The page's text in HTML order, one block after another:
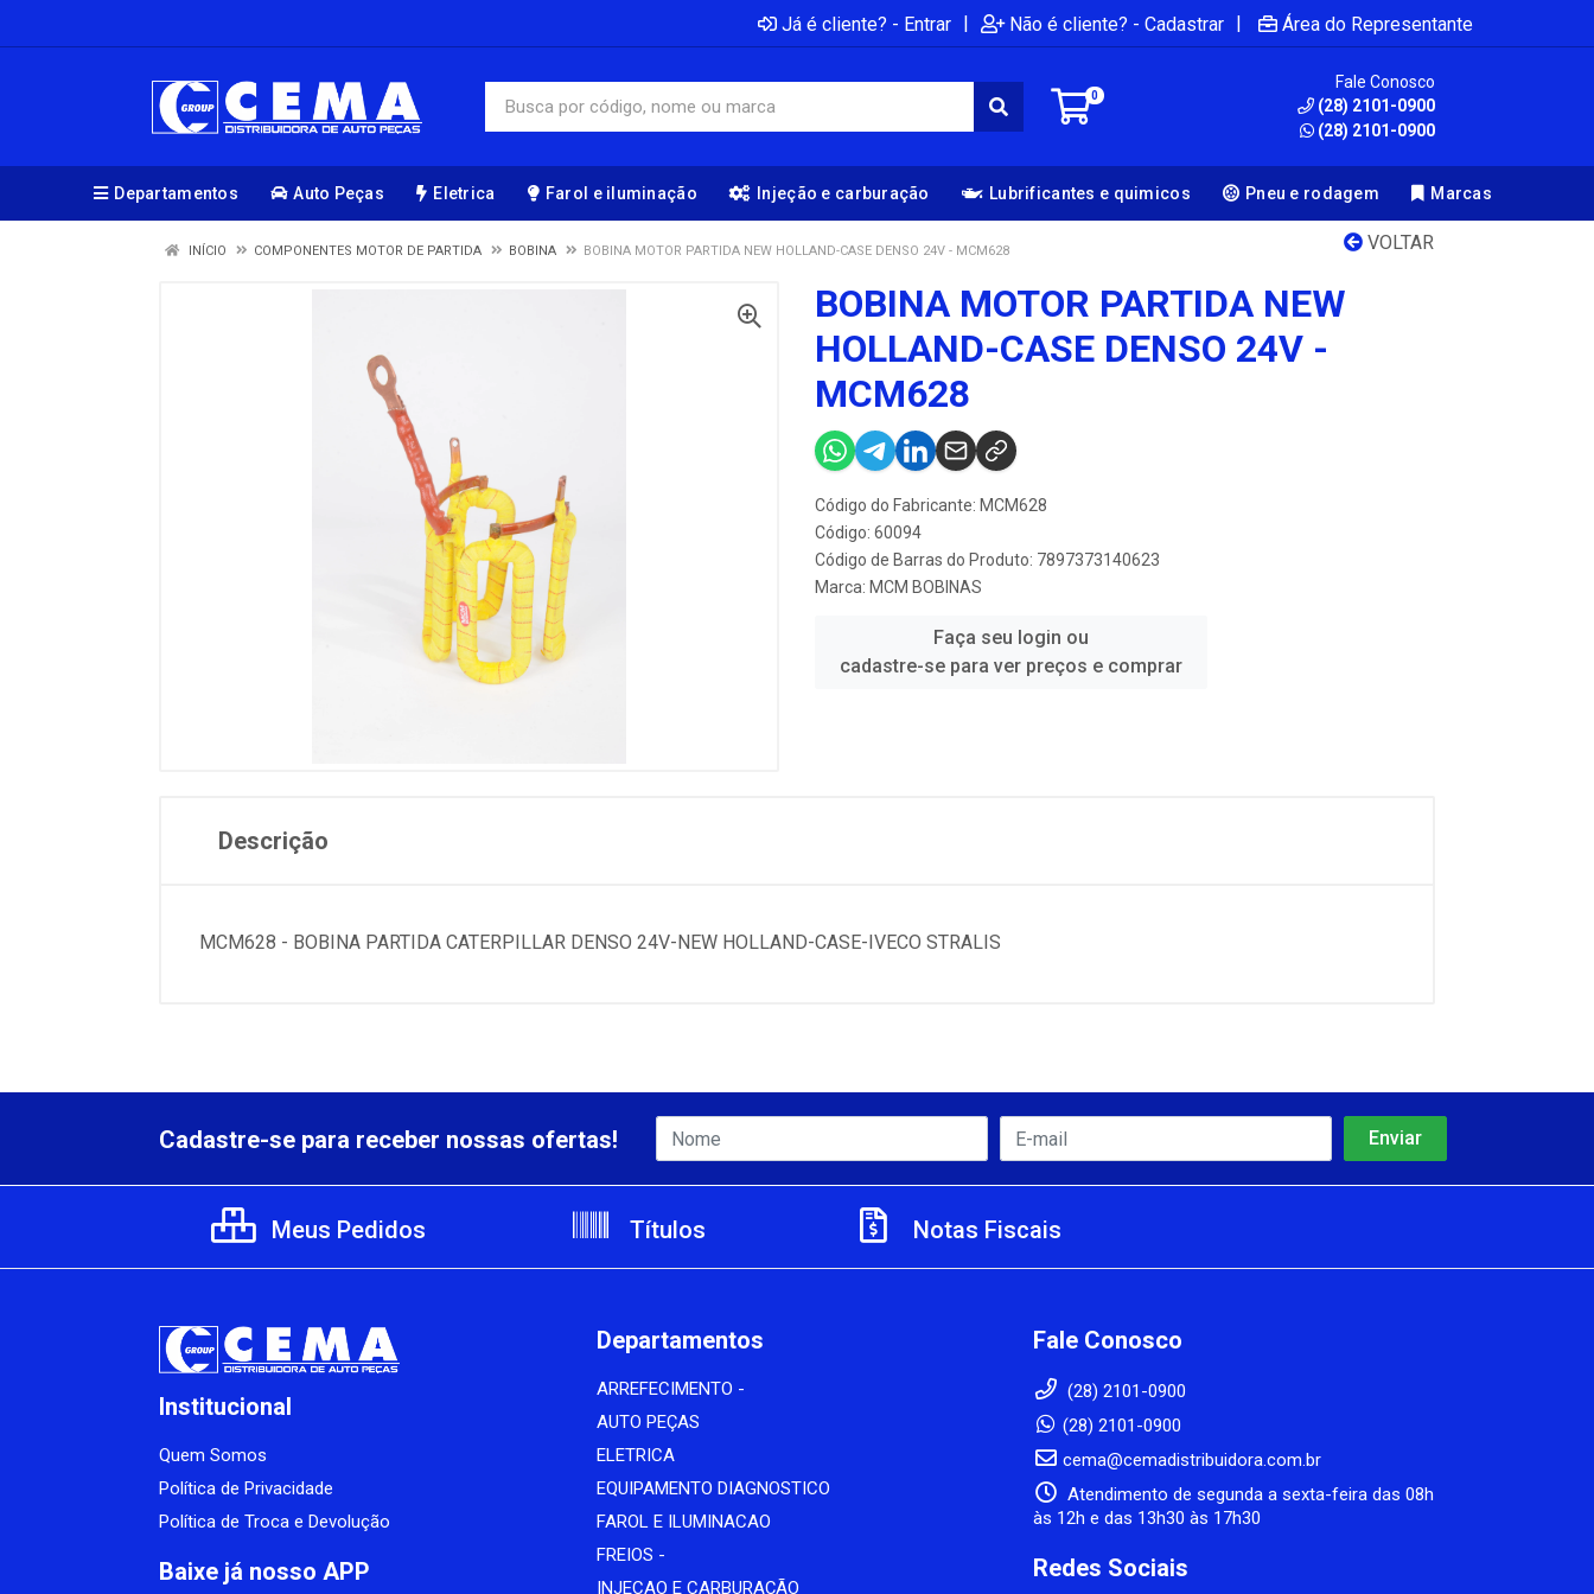
Já é cliente? - Entrar | Não é cliente? - Cadastrar | Área do Representante
0
Fale Conosco
(28) 2101-0900
(28) 2101-0900
Departamentos Auto Peças Eletrica Farol e iluminação Injeção e carburação Lubrificantes e quimicos Pneu e rodagem Marcas
VOLTAR
INÍCIO COMPONENTES MOTOR DE PARTIDA BOBINA BOBINA MOTOR PARTIDA NEW HOLLAND-CASE DENSO 24V - MCM628
BOBINA MOTOR PARTIDA NEW
HOLLAND-CASE DENSO 24V -
MCM628
Código do Fabricante: MCM628
Código: 60094
Código de Barras do Produto: 7897373140623
Marca: MCM BOBINAS
Faça seu login ou
cadastre-se para ver preços e comprar
Descrição
MCM628 - BOBINA PARTIDA CATERPILLAR DENSO 24V-NEW HOLLAND-CASE-IVECO STRALIS
Cadastre-se para receber nossas ofertas!
Meus Pedidos Títulos Notas Fiscais
Institucional
Quem Somos
Política de Privacidade
Política de Troca e Devolução
Baixe já nosso APP
Departamentos
ARREFECIMENTO -
AUTO PEÇAS
ELETRICA
EQUIPAMENTO DIAGNOSTICO
FAROL E ILUMINACAO
FREIOS -
INJECAO E CARBURAÇÃO
Fale Conosco
(28) 2101-0900
(28) 2101-0900
cema@cemadistribuidora.com.br
Atendimento de segunda a sexta-feira das 08h
às 12h e das 13h30 às 17h30
Redes Sociais